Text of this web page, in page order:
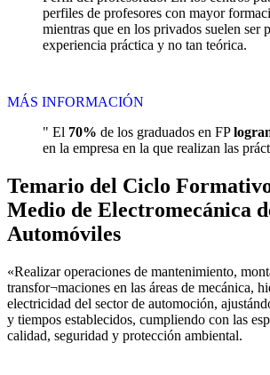
perfiles de profesores con mayor
mientras que en los privados suelen ser
experiencia práctica y no tan teórica.
MÁS INFORMACIÓN
" El 70% de los graduados en FP
en la empresa en la que realizan las
Temario del Ciclo
Medio de Electromecánica
Automóviles
«Realizar operaciones de mantenimiento,
transfor¬maciones en las áreas de mecánica,
electricidad del sector de automoción,
y tiempos establecidos, cumpliendo con las
calidad, seguridad y protección ambiental.